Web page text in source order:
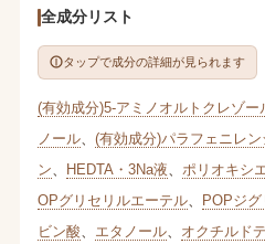
全成分リスト
タップで成分の詳細が見られます
(有効成分)5-アミノオルトクレゾー
ノール、 (有効成分)パラフェニレン
ン
HEDTA・3Na液 ポリオキシ
OPグリセリルエーテル、 POPジ
ビン酸
エタノール、 オクチルド